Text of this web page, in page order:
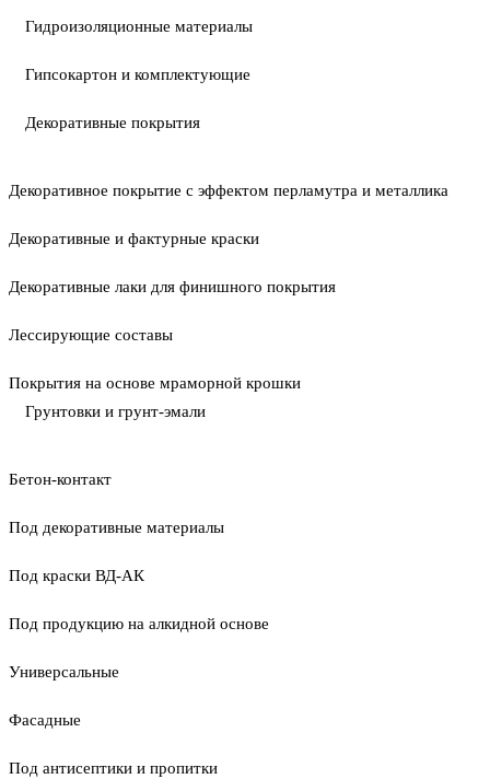
Гидроизоляционные материалы
Гипсокартон и комплектующие
Декоративные покрытия
Декоративное покрытие с эффектом перламутра и металлика
Декоративные и фактурные краски
Декоративные лаки для финишного покрытия
Лессирующие составы
Покрытия на основе мраморной крошки
Грунтовки и грунт-эмали
Бетон-контакт
Под декоративные материалы
Под краски ВД-АК
Под продукцию на алкидной основе
Универсальные
Фасадные
Под антисептики и пропитки